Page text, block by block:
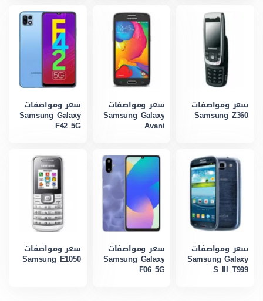
سعر ومواصفات
Samsung Z360
سعر ومواصفات
Samsung Galaxy
Avant
سعر ومواصفات
Samsung Galaxy
F42 5G
سعر ومواصفات
Samsung Galaxy
S III T999
سعر ومواصفات
Samsung Galaxy
F06 5G
سعر ومواصفات
Samsung E1050